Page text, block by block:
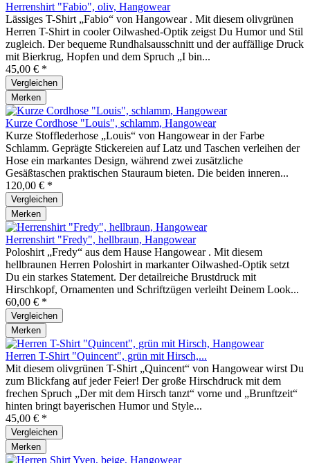
Herrenshirt "Fabio", oliv, Hangowear
Lässiges T-Shirt „Fabio“ von Hangowear . Mit diesem olivgrünen
Herren T-Shirt in cooler Oilwashed-Optik zeigst Du Humor und Stil
zugleich. Der bequeme Rundhalsausschnitt und der auffällige Druck
mit Bierkrug, Hopfen und dem Spruch „I bin...
45,00 € *
Vergleichen
Merken
Kurze Cordhose "Louis", schlamm, Hangowear
Kurze Stofflederhose „Louis“ von Hangowear in der Farbe
Schlamm. Geprägte Stickereien auf Latz und Taschen verleihen der
Hose ein markantes Design, während zwei zusätzliche
Gesäßtaschen praktischen Stauraum bieten. Die beiden inneren...
120,00 € *
Vergleichen
Merken
Herrenshirt "Fredy", hellbraun, Hangowear
Poloshirt „Fredy“ aus dem Hause Hangowear . Mit diesem
hellbraunen Herren Poloshirt in markanter Oilwashed-Optik setzt
Du ein starkes Statement. Der detailreiche Brustdruck mit
Hirschkopf, Ornamenten und Schriftzügen verleiht Deinem Look...
60,00 € *
Vergleichen
Merken
Herren T-Shirt "Quincent", grün mit Hirsch,...
Mit diesem olivgrünen T-Shirt „Quincent“ von Hangowear wirst Du
zum Blickfang auf jeder Feier! Der große Hirschdruck mit dem
frechen Spruch „Der mit dem Hirsch tanzt“ vorne und „Brunftzeit“
hinten bringt bayerischen Humor und Style...
45,00 € *
Vergleichen
Merken